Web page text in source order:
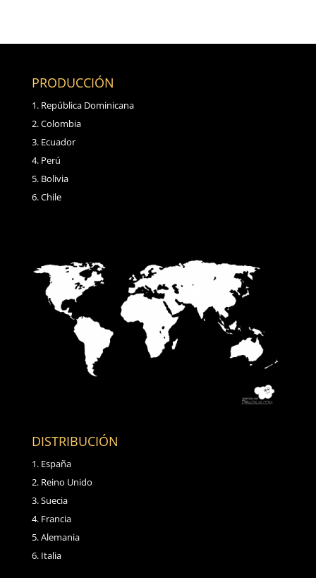
PRODUCCIÓN
República Dominicana
Colombia
Ecuador
Perú
Bolivia
Chile
DISTRIBUCIÓN
España
Reino Unido
Suecia
Francia
Alemania
Italia